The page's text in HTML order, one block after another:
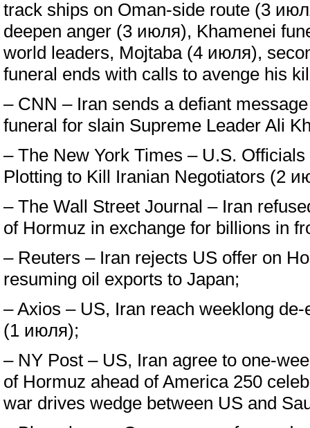
track ships on Oman-side route (3
deepen anger (3 июля), Khamenei
world leaders, Mojtaba (4 июля),
funeral ends with calls to avenge his
– CNN – Iran sends a defiant
funeral for slain Supreme Leader Ali
– The New York Times – U.S.
Plotting to Kill Iranian Negotiators (2
– The Wall Street Journal – Iran
of Hormuz in exchange for billions in
– Reuters – Iran rejects US offer on
resuming oil exports to Japan;
– Axios – US, Iran reach weeklong
(1 июля);
– NY Post – US, Iran agree to one-
of Hormuz ahead of America 250
war drives wedge between US and